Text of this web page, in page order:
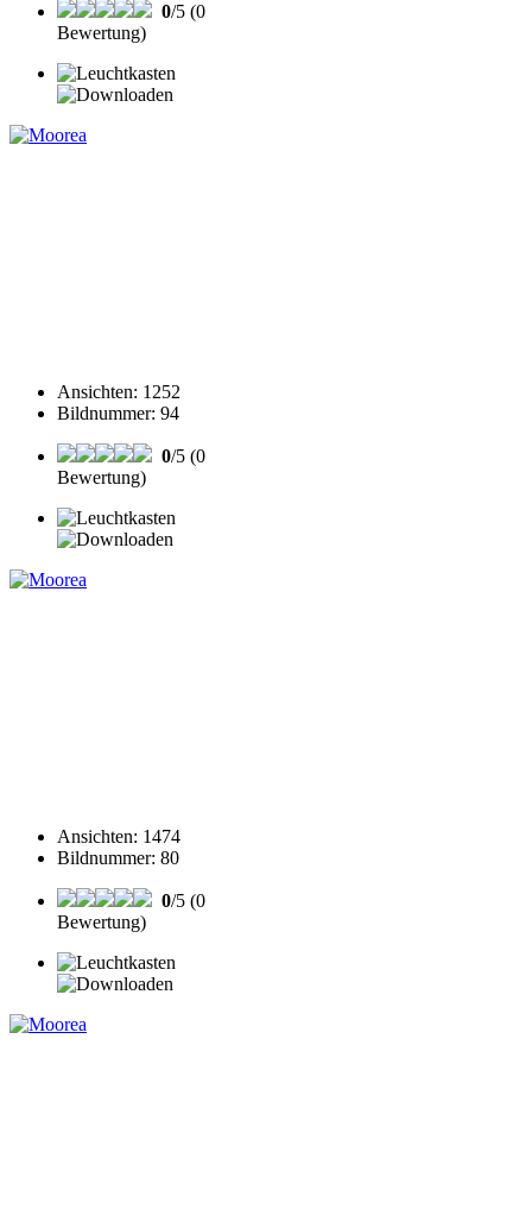
0/5 (0
Bewertung)
Ansichten: 1252
Bildnummer: 94
0/5 (0
Bewertung)
Ansichten: 1474
Bildnummer: 80
0/5 (0
Bewertung)